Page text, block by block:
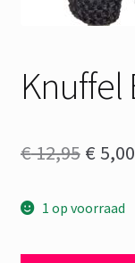
Knuffel
€12,95
was:
€
€ 5,00
1 op voorraad